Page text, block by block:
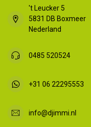
't Leucker 5
5831 DB Boxmeer
Nederland
0485 520524
+31 06 22295553
info@djimmi.nl